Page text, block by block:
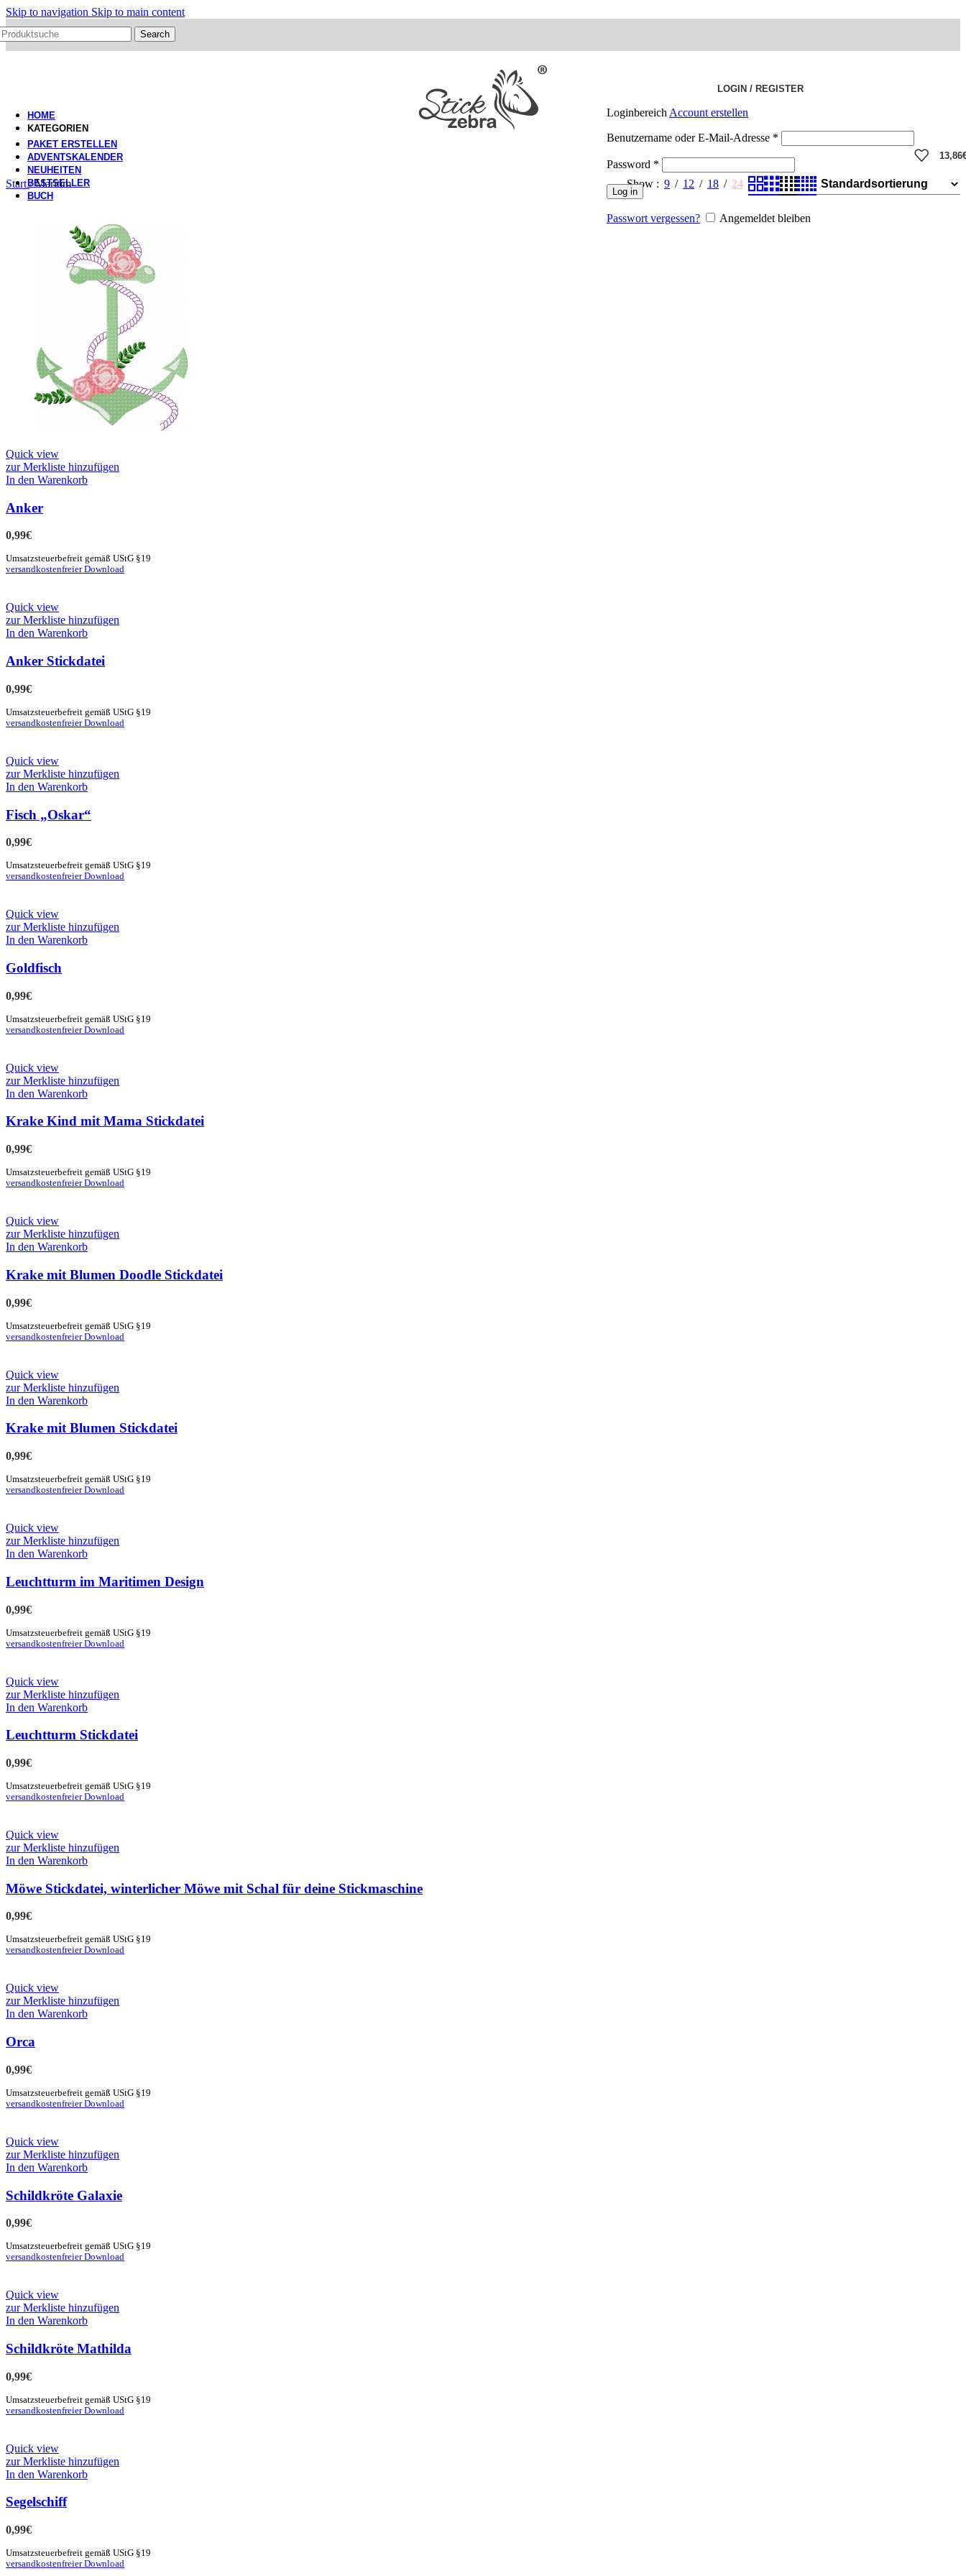
Skip to navigation Skip to main content
Search
HOME
KATEGORIEN
PAKET ERSTELLEN
ADVENTSKALENDER
NEUHEITEN
BESTSELLER
BUCH
LOGIN / REGISTER
Loginbereich Account erstellen
Benutzername oder E-Mail-Adresse *
Password *
Log in
Passwort vergessen? Angemeldet bleiben
13,86
Start/ Maritim Show 9 12 18 24
Quick view
zur Merkliste hinzufügen
In den Warenkorb
Anker
0,99€
Umsatzsteuerbefreit gemäß UStG §19
versandkostenfreier Download
Quick view
zur Merkliste hinzufügen
In den Warenkorb
Anker Stickdatei
0,99€
Umsatzsteuerbefreit gemäß UStG §19
versandkostenfreier Download
Quick view
zur Merkliste hinzufügen
In den Warenkorb
Fisch „Oskar“
0,99€
Umsatzsteuerbefreit gemäß UStG §19
versandkostenfreier Download
Quick view
zur Merkliste hinzufügen
In den Warenkorb
Goldfisch
0,99€
Umsatzsteuerbefreit gemäß UStG §19
versandkostenfreier Download
Quick view
zur Merkliste hinzufügen
In den Warenkorb
Krake Kind mit Mama Stickdatei
0,99€
Umsatzsteuerbefreit gemäß UStG §19
versandkostenfreier Download
Quick view
zur Merkliste hinzufügen
In den Warenkorb
Krake mit Blumen Doodle Stickdatei
0,99€
Umsatzsteuerbefreit gemäß UStG §19
versandkostenfreier Download
Quick view
zur Merkliste hinzufügen
In den Warenkorb
Krake mit Blumen Stickdatei
0,99€
Umsatzsteuerbefreit gemäß UStG §19
versandkostenfreier Download
Quick view
zur Merkliste hinzufügen
In den Warenkorb
Leuchtturm im Maritimen Design
0,99€
Umsatzsteuerbefreit gemäß UStG §19
versandkostenfreier Download
Quick view
zur Merkliste hinzufügen
In den Warenkorb
Leuchtturm Stickdatei
0,99€
Umsatzsteuerbefreit gemäß UStG §19
versandkostenfreier Download
Quick view
zur Merkliste hinzufügen
In den Warenkorb
Möwe Stickdatei, winterlicher Möwe mit Schal für deine Stickmaschine
0,99€
Umsatzsteuerbefreit gemäß UStG §19
versandkostenfreier Download
Quick view
zur Merkliste hinzufügen
In den Warenkorb
Orca
0,99€
Umsatzsteuerbefreit gemäß UStG §19
versandkostenfreier Download
Quick view
zur Merkliste hinzufügen
In den Warenkorb
Schildkröte Galaxie
0,99€
Umsatzsteuerbefreit gemäß UStG §19
versandkostenfreier Download
Quick view
zur Merkliste hinzufügen
In den Warenkorb
Schildkröte Mathilda
0,99€
Umsatzsteuerbefreit gemäß UStG §19
versandkostenfreier Download
Quick view
zur Merkliste hinzufügen
In den Warenkorb
Segelschiff
0,99€
Umsatzsteuerbefreit gemäß UStG §19
versandkostenfreier Download